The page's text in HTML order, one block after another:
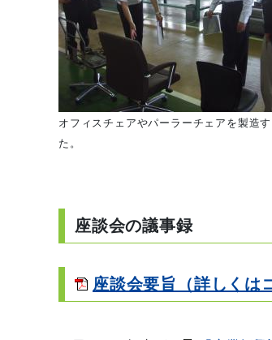
オフィスチェアやパーラーチェアを製造
た。
座談会の議事録
座談会要旨（詳しくは